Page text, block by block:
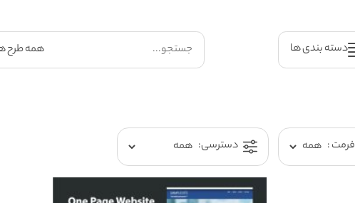
دسته بندی ها
فرمت : دسترسی: